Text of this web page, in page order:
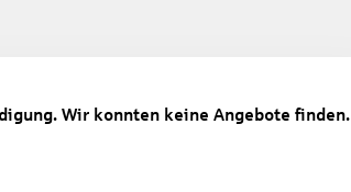
Wir konnten keine Angebote finden.